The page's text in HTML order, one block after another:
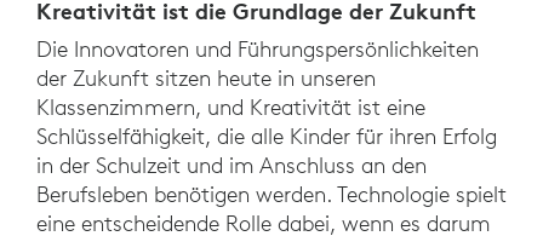
Kreativität ist die Grundlage der Zukunft
Die Innovatoren und Führungspersönlichkeiten
der Zukunft sitzen heute in unseren
Klassenzimmern, und Kreativität ist eine
Schlüsselfähigkeit, die alle Kinder für ihren Erfolg
in der Schulzeit und im Anschluss an den
Berufsleben benötigen werden. Technologie spielt
eine entscheidende Rolle dabei, wenn es darum